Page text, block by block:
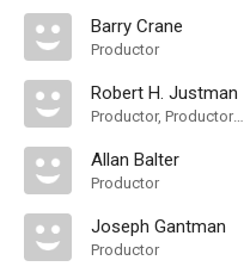
Barry Crane
Productor
Robert H. Justman
Productor, Productor Asociado
Allan Balter
Productor
Joseph Gantman
Productor